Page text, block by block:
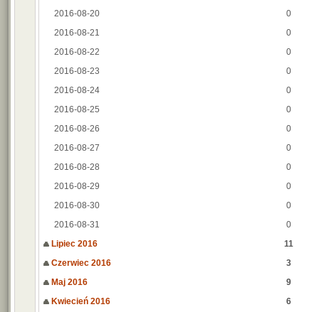
2016-08-20
0
2016-08-21
0
2016-08-22
0
2016-08-23
0
2016-08-24
0
2016-08-25
0
2016-08-26
0
2016-08-27
0
2016-08-28
0
2016-08-29
0
2016-08-30
0
2016-08-31
0
Lipiec 2016
11
Czerwiec 2016
3
Maj 2016
9
Kwiecień 2016
6